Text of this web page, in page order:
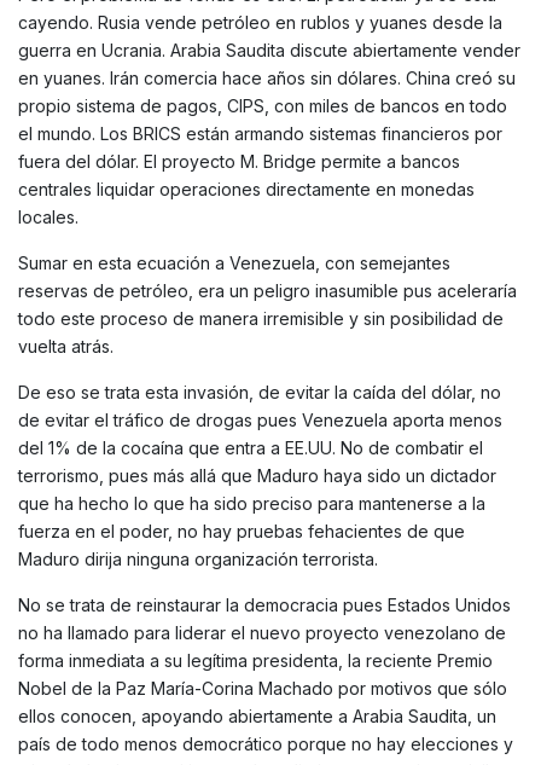
cayendo. Rusia vende petróleo en rublos y yuanes desde la
guerra en Ucrania. Arabia Saudita discute abiertamente vender
en yuanes. Irán comercia hace años sin dólares. China creó su
propio sistema de pagos, CIPS, con miles de bancos en todo
el mundo. Los BRICS están armando sistemas financieros por
fuera del dólar. El proyecto M. Bridge permite a bancos
centrales liquidar operaciones directamente en monedas
locales.
Sumar en esta ecuación a Venezuela, con semejantes
reservas de petróleo, era un peligro inasumible pus aceleraría
todo este proceso de manera irremisible y sin posibilidad de
vuelta atrás.
De eso se trata esta invasión, de evitar la caída del dólar, no
de evitar el tráfico de drogas pues Venezuela aporta menos
del 1% de la cocaína que entra a EE.UU. No de combatir el
terrorismo, pues más allá que Maduro haya sido un dictador
que ha hecho lo que ha sido preciso para mantenerse a la
fuerza en el poder, no hay pruebas fehacientes de que
Maduro dirija ninguna organización terrorista.
No se trata de reinstaurar la democracia pues Estados Unidos
no ha llamado para liderar el nuevo proyecto venezolano de
forma inmediata a su legítima presidenta, la reciente Premio
Nobel de la Paz María-Corina Machado por motivos que sólo
ellos conocen, apoyando abiertamente a Arabia Saudita, un
país de todo menos democrático porque no hay elecciones y